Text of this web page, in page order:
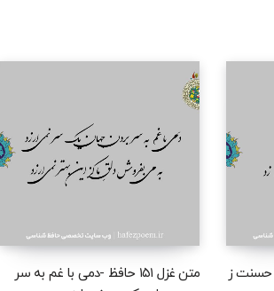
حسنت ز
متن غزل ۱۵۱ حافظ -دمی با غم به سر